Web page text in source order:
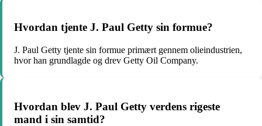
Hvordan tjente J. Paul Getty sin formue?
J. Paul Getty tjente sin formue primært gennem olieindustrien,
hvor han grundlagde og drev Getty Oil Company.
Hvordan blev J. Paul Getty verdens rigeste
mand i sin samtid?